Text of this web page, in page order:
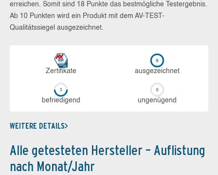
erreichen. Somit sind 18 Punkte das bestmögliche Testergebnis.
Ab 10 Punkten wird ein Produkt mit dem AV-TEST-
Qualitätssiegel ausgezeichnet.
Zerti­fikate aus­ge­zeich­net
be­frie­di­gend un­ge­nü­gend
WEITERE DETAILS
Alle getesteten Hersteller – Auflistung
nach Monat/Jahr